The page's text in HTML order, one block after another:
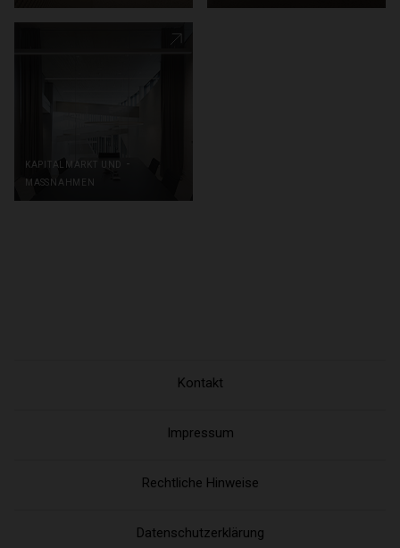
kapitalmarkt und -
maßnahmen
Kontakt
Impressum
Rechtliche Hinweise
Datenschutzerklärung